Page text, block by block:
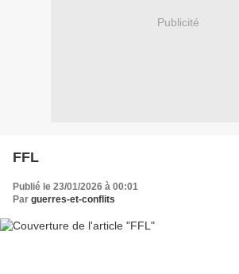
Publicité
FFL
Publié le 23/01/2026 à 00:01
Par guerres-et-conflits